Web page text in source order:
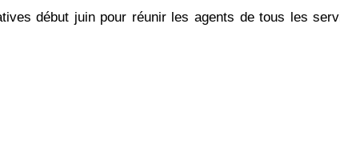
début juin pour réunir les agents de tous les